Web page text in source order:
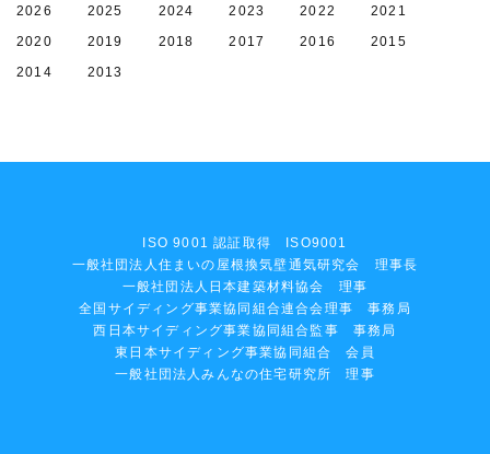
2026 2025 2024 2023 2022
2021
2020
2019 2018 2017 2016
2015
2014
2013
ISO 9001 認証取得 ISO9001
一般社団法人住まいの屋根換気壁通気研究会 理事長
一般社団法人日本建築材料協会 理事
全国サイディング事業協同組合連合会理事 事務局
西日本サイディング事業協同組合監事 事務局
東日本サイディング事業協同組合 会員
一般社団法人みんなの住宅研究所 理事